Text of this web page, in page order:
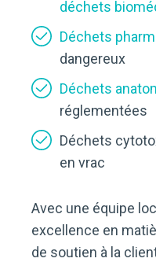
déchets
Déchets
dangereux
Déchets
réglementées
Déchets
en vrac
Avec une équipe
excellence en
de soutien à la